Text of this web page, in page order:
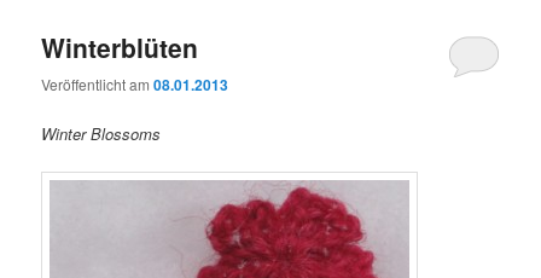
Winterblüten
Veröffentlicht am08.01.2013
Winter Blossoms